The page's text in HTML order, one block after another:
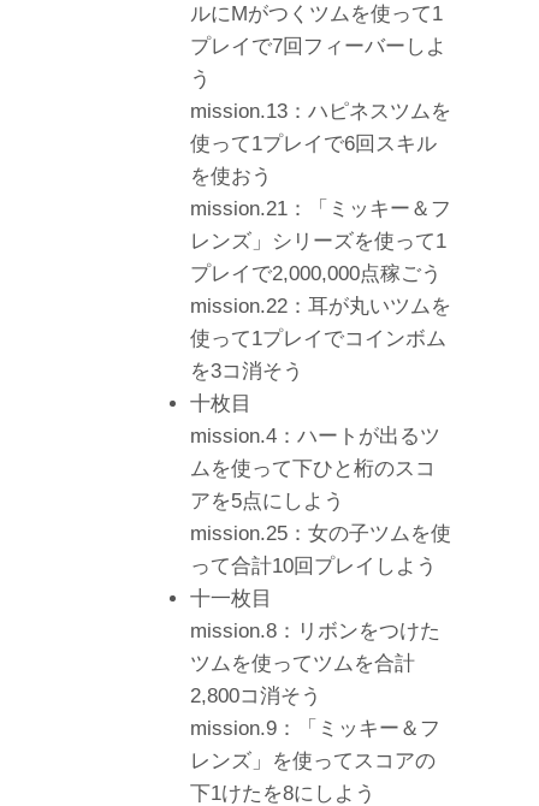
ルにMがつくツムを使って1
プレイで7回フィーバーしよ
う
mission.13：ハピネスツムを
使って1プレイで6回スキル
を使おう
mission.21：「ミッキー＆フ
レンズ」シリーズを使って1
プレイで2,000,000点稼ごう
mission.22：耳が丸いツムを
使って1プレイでコインボム
を3コ消そう
十枚目
mission.4：ハートが出るツ
ムを使って下ひと桁のスコ
アを5点にしよう
mission.25：女の子ツムを使
って合計10回プレイしよう
十一枚目
mission.8：リボンをつけた
ツムを使ってツムを合計
2,800コ消そう
mission.9：「ミッキー＆フ
レンズ」を使ってスコアの
下1けたを8にしよう